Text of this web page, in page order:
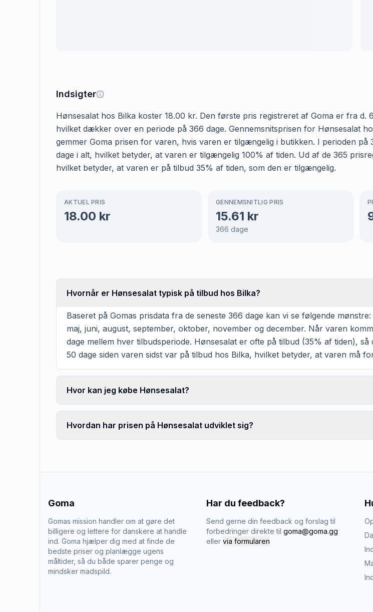
Indsigter
Hønsesalat hos Bilka koster 18.00 kr. Den første pris registreret af Goma er fra
hvilket dækker over en periode på 366 dage. Gennemsnitsprisen for Hønsesalat
gemmer Goma prisen for varen, hvis varen er tilgængelig i butikken. I perioden
dage i alt, hvilket betyder, at varen er tilgængelig 100% af tiden. Ud af de 365
hvilket betyder, at varen er på tilbud 35% af tiden, som den er tilgængelig.
AKTUEL PRIS
18.00 kr
GENNEMSNITLIG PRIS
15.61 kr
366 dage
Hvornår er Hønsesalat typisk på tilbud hos Bilka?
Baseret på Gomas prisdata fra de seneste 366 dage kan vi se følgende
maj, juni, august, september, oktober, november og december. Når varen
dage mellem hver tilbudsperiode. Hønsesalat er ofte på tilbud (35% af tiden),
50 dage siden varen sidst var på tilbud hos Bilka, hvilket betyder, at varen må
Hvor kan jeg købe Hønsesalat?
Hvordan har prisen på Hønsesalat udviklet sig?
Goma
Gomas mission handler om at gøre det
billigere og lettere for danskere at handle
ind. Goma hjælper dig med at finde de
bedste priser og planlægge ugens
måltider, så du både sparer penge og
mindsker madspild.
Har du feedback?
Send gerne din feedback og forslag til
forbedringer direkte til goma@goma.gg
eller via formularen